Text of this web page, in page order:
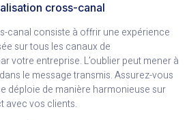
cross-canal
canal consiste à offrir une expérience
sur tous les canaux de
votre entreprise. L’oublier peut mener à
le message transmis. Assurez-vous
déploie de manière harmonieuse sur
avec vos clients.